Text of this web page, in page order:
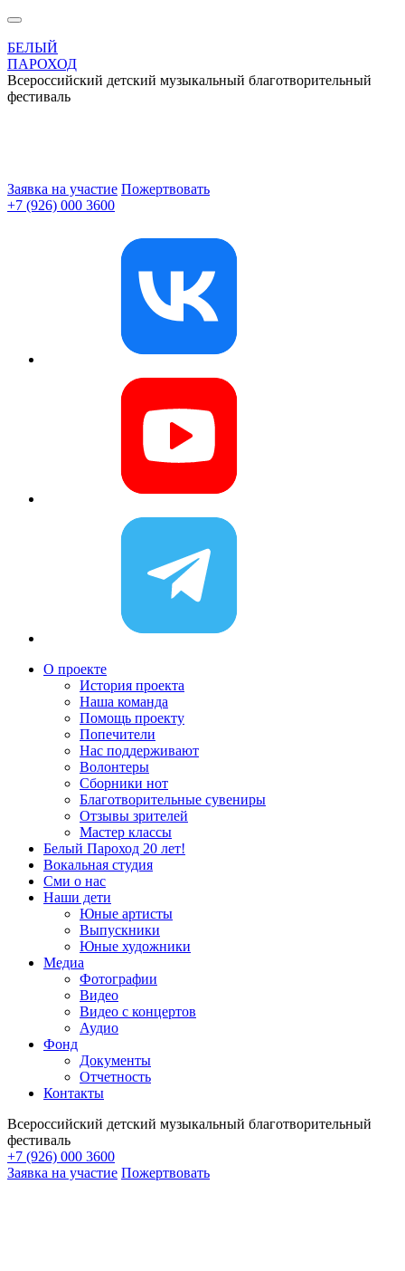
БЕЛЫЙ
ПАРОХОД
Всероссийский детский музыкальный благотворительный
фестиваль
Заявка на участие Пожертвовать
+7 (926) 000 3600
О проекте
История проекта
Наша команда
Помощь проекту
Попечители
Нас поддерживают
Волонтеры
Сборники нот
Благотворительные сувениры
Отзывы зрителей
Мастер классы
Белый Пароход 20 лет!
Вокальная студия
Сми о нас
Наши дети
Юные артисты
Выпускники
Юные художники
Медиа
Фотографии
Видео
Видео с концертов
Аудио
Фонд
Документы
Отчетность
Контакты
Всероссийский детский музыкальный благотворительный
фестиваль
+7 (926) 000 3600
Заявка на участие Пожертвовать